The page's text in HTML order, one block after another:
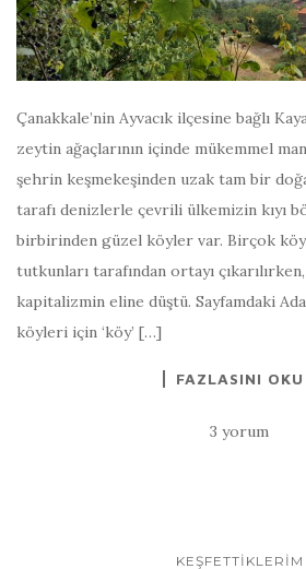
Çanakkale’nin Ayvacık ilçesine bağlı
zeytin ağaçlarının içinde mükemmel
şehrin keşmekeşinden uzak tam bir
tarafı denizlerle çevrili ülkemizin kıyı
birbirinden güzel köyler var. Birçok köy
tutkunları tarafından ortayı
kapitalizmin eline düştü. Sayfamdaki
köyleri için ‘köy’ […]
FAZLASINI OKU
3 yorum
KEŞFETTIKLERIM